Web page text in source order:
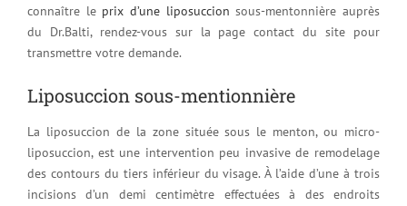
connaître le prix d’une liposuccion sous-mentonnière auprès
du Dr.Balti, rendez-vous sur la page contact du site pour
transmettre votre demande.
Liposuccion sous-mentionnière
La liposuccion de la zone située sous le menton, ou micro-
liposuccion, est une intervention peu invasive de remodelage
des contours du tiers inférieur du visage. À l’aide d’une à trois
incisions d’un demi centimètre effectuées à des endroits